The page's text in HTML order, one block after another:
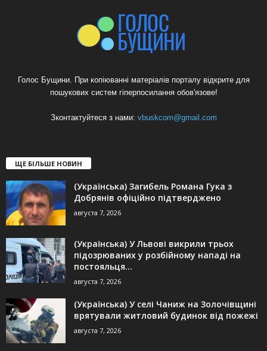
Голос Бущини. При копіюванні матеріалів порталу відкрите для
пошукових систем гіперпосилання обов'язове!
Зконтактуйтеся з нами: vbuskcom@gmail.com
ЩЕ БІЛЬШЕ НОВИН
(Українська) Загибель Романа Гука з
Добрянів офіційно підтверджено
августа 7, 2026
(Українська) У Львові викрили трьох
підозрюваних у розбійному нападі на
постояльця...
августа 7, 2026
(Українська) У селі Чаниж на Золочівщині
врятували житловий будинок від пожежі
августа 7, 2026